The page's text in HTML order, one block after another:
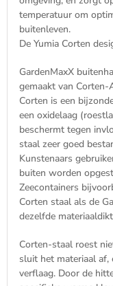
temperatuur om
buitenleven.
De Yumia Corten
GardenMaxX
gemaakt van Corten-
Corten is een
een oxidelaag
beschermt tegen
staal zeer goed
Kunstenaars
buiten worden
Zeecontainers
Corten staal als de
dezelfde
Corten-staal roest
sluit het materiaal af,
verflaag. Door de